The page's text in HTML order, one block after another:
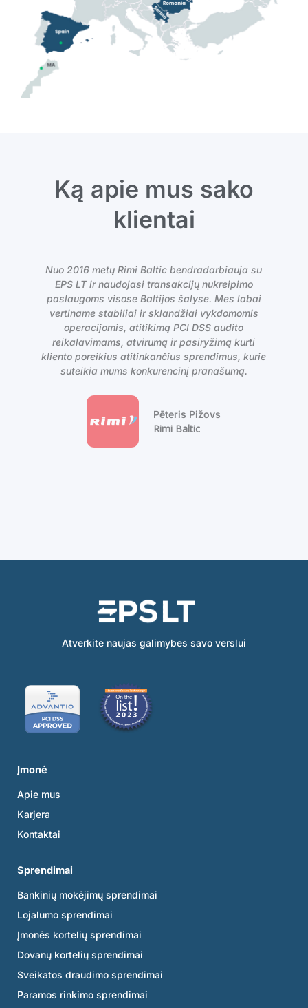
Ką apie mus sako
klientai
Nuo 2016 metų Rimi Baltic bendradarbiauja su
EPS LT ir naudojasi transakcijų nukreipimo
paslaugoms visose Baltijos šalyse. Mes labai
vertiname stabiliai ir sklandžiai vykdomomis
operacijomis, atitikimą PCI DSS audito
reikalavimams, atvirumą ir pasiryžimą kurti
kliento poreikius atitinkančius sprendimus, kurie
suteikia mums konkurencinį pranašumą.
Pēteris Pižovs
Rimi Baltic
Atverkite naujas galimybes savo verslui
Įmonė
Apie mus
Karjera
Kontaktai
Sprendimai
Bankinių mokėjimų sprendimai
Lojalumo sprendimai
Įmonės kortelių sprendimai
Dovanų kortelių sprendimai
Sveikatos draudimo sprendimai
Paramos rinkimo sprendimai